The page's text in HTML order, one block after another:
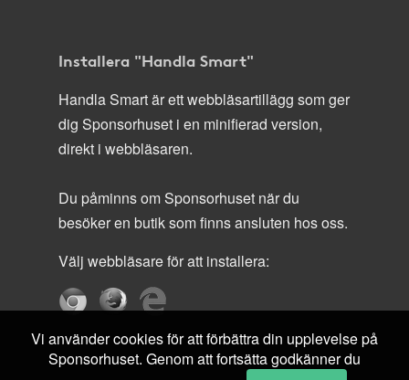
Installera "Handla Smart"
Handla Smart är ett webbläsartillägg som ger
dig Sponsorhuset i en minifierad version,
direkt i webbläsaren.
Du påminns om Sponsorhuset när du
besöker en butik som finns ansluten hos oss.
Välj webbläsare för att installera:
Vi använder cookies för att förbättra din upplevelse på
Sponsorhuset. Genom att fortsätta godkänner du